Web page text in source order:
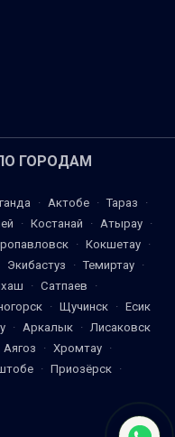
ГОРОДАМ
· Актобе · Тараз
·
· Костанай · Атырау ·
· Кокшетау ·
Экибастуз · Темиртау ·
· Сатпаев
·
· Щучинск · Есик
· Аркалык ·
Лисаковск
Аягоз · Хромтау ·
· Приозёрск ·